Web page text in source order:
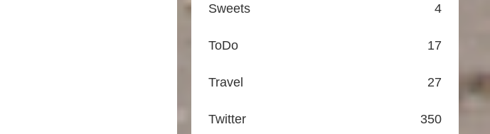
Sweets 4
ToDo 17
Travel 27
Twitter 350